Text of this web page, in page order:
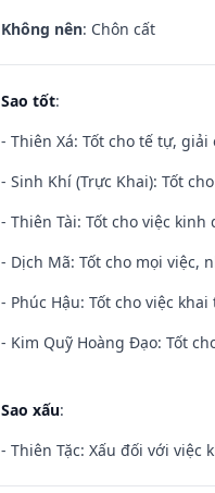
Không nên: Chôn cất
Sao tốt:
- Thiên Xá: Tốt cho tế tự,
- Sinh Khí (Trực Khai): Tốt
- Thiên Tài: Tốt cho việc
- Dịch Mã: Tốt cho mọi việc,
- Phúc Hậu: Tốt cho việc
- Kim Quỹ Hoàng Đạo: Tốt
Sao xấu:
- Thiên Tặc: Xấu đối với